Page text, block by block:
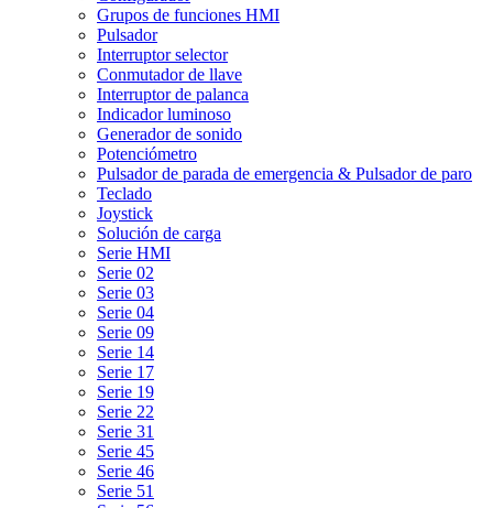
Grupos de funciones HMI
Pulsador
Interruptor selector
Conmutador de llave
Interruptor de palanca
Indicador luminoso
Generador de sonido
Potenciómetro
Pulsador de parada de emergencia & Pulsador de paro
Teclado
Joystick
Solución de carga
Serie HMI
Serie 02
Serie 03
Serie 04
Serie 09
Serie 14
Serie 17
Serie 19
Serie 22
Serie 31
Serie 45
Serie 46
Serie 51